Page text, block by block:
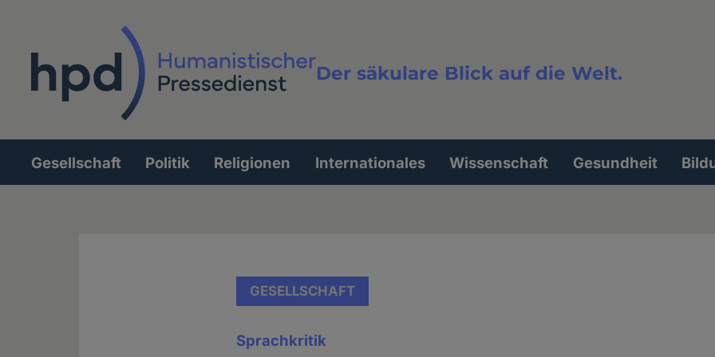
Der säkulare Blick auf die Welt.
Volltextsuche
Hauptnavigation
Gesellschaft Politik Religionen Internationales Wissenschaft Gesundheit
GESELLSCHAFT
Sprachkritik